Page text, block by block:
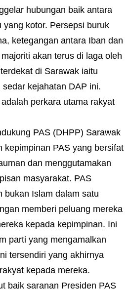
hubungan baik antara
yang kotor. Persepsi buruk
ketegangan antara Iban dan
akan terus di laga oleh
di Sarawak iaitu
kejahatan DAP ini.
perkara utama rakyat
PAS (DHPP) Sarawak
kepimpinan PAS yang bersifat
dan menggutamakan
masyarakat. PAS
bukan Islam dalam satu
memberi peluang mereka
kepada kepimpinan. Ini
parti yang mengamalkan
tersendiri yang akhirnya
kepada mereka.
baik saranan Presiden PAS